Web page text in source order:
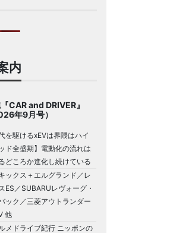
内
CAR and DRIVER』
年9月号）
代を駆けるxEVは界隈はハイ
ド全盛期】電動化の流れは
どころか進化し続けている
ックス＋エルグランド／レ
ES／SUBARUレヴォーグ・
ック／三菱アウトランダー
他
ルメドライブ紀行 ニッポンの